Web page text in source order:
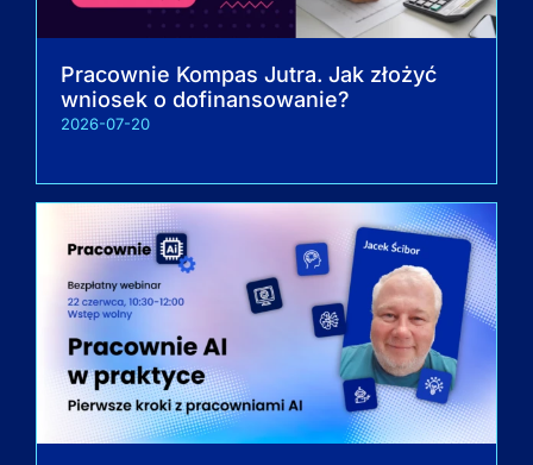
Pracownie Kompas Jutra. Jak złożyć
wniosek o dofinansowanie?
2026-07-20